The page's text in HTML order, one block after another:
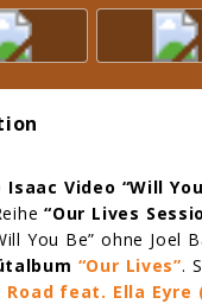
Isaac Video “Will
“Our Lives
You Be” ohne Joel
“Our Lives”.
Road feat. Ella Eyre